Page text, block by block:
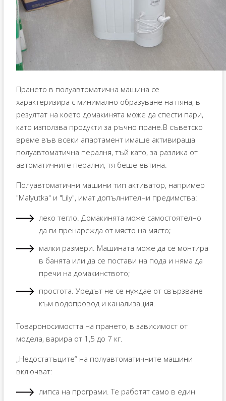
Прането в полуавтоматична машина се
характеризира с минимално образуване на пяна, в
резултат на което домакинята може да спести пари,
като използва продукти за ръчно пране.В съветско
време във всеки апартамент имаше активираща
полуавтоматична пералня, тъй като, за разлика от
автоматичните перални, тя беше евтина.
Полуавтоматични машини тип активатор, например
"Malyutka" и "Lily", имат допълнителни предимства:
леко тегло. Домакинята може самостоятелно
да ги пренарежда от място на място;
малки размери. Машината може да се монтира
в банята или да се постави на пода и няма да
пречи на домакинството;
простота. Уредът не се нуждае от свързване
към водопровод и канализация.
Товароносимостта на прането, в зависимост от
модела, варира от 1,5 до 7 кг.
„Недостатъците“ на полуавтоматичните машини
включват:
липса на програми. Те работят само в един